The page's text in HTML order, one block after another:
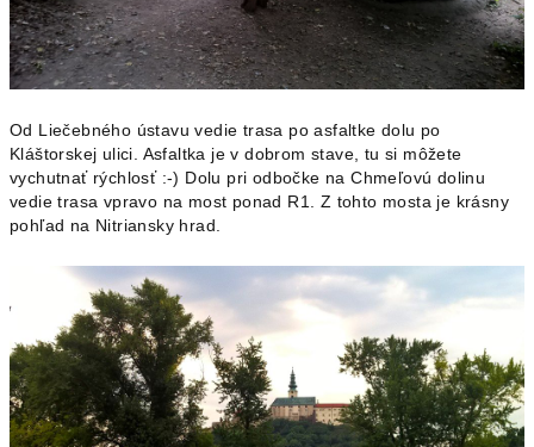
Od Liečebného ústavu vedie trasa po asfaltke dolu po
Kláštorskej ulici. Asfaltka je v dobrom stave, tu si môžete
vychutnať rýchlosť :-) Dolu pri odbočke na Chmeľovú dolinu
vedie trasa vpravo na most ponad R1. Z tohto mosta je krásny
pohľad na Nitriansky hrad.